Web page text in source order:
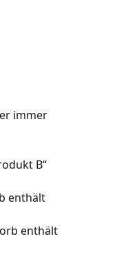
immer
B“
enthält
enthält